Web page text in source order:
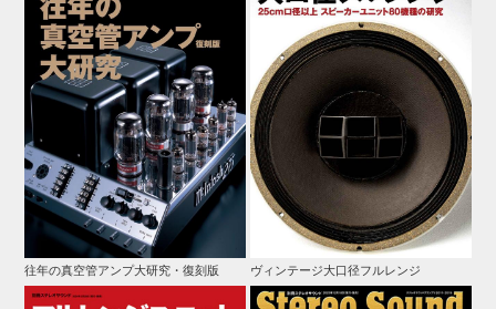
往年の真空管アンプ大研究・復刻版 ヴィンテージ大口径フルレンジ